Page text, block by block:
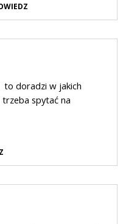
to doradzi w jakich
spytać na